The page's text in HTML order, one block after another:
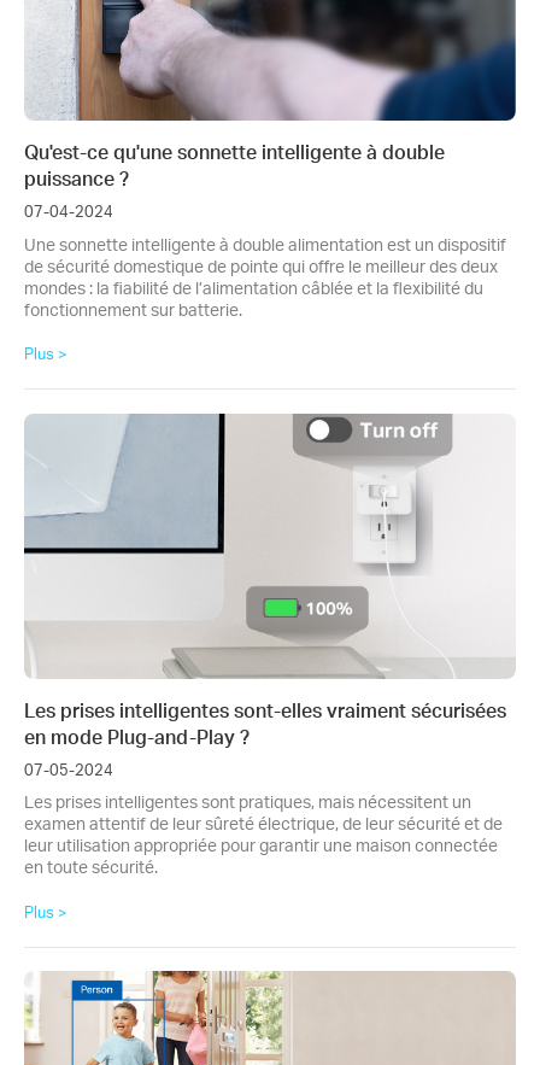
Qu'est-ce qu'une sonnette intelligente à double
puissance ?
07-04-2024
Une sonnette intelligente à double alimentation est un dispositif
de sécurité domestique de pointe qui offre le meilleur des deux
mondes : la fiabilité de l’alimentation câblée et la flexibilité du
fonctionnement sur batterie.
Plus >
Les prises intelligentes sont-elles vraiment sécurisées
en mode Plug-and-Play ?
07-05-2024
Les prises intelligentes sont pratiques, mais nécessitent un
examen attentif de leur sûreté électrique, de leur sécurité et de
leur utilisation appropriée pour garantir une maison connectée
en toute sécurité.
Plus >